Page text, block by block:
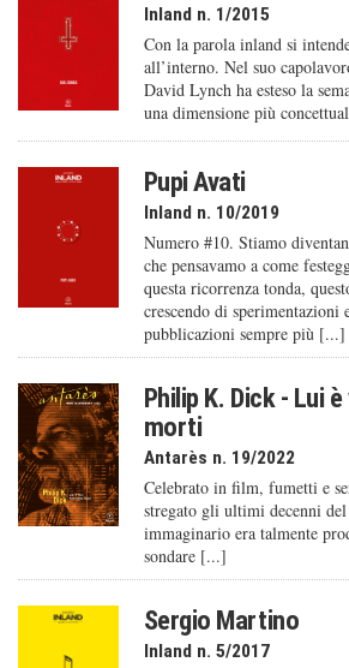
Inland n. 1/2015
Con la parola inland si
all’interno. Nel suo
David Lynch ha esteso la
una dimensione più
Pupi Avati
Inland n. 10/2019
Numero #10. Stiamo
che pensavamo a come
questa ricorrenza tonda,
crescendo di
pubblicazioni sempre più [...]
Philip K. Dick - Lui
morti
Antarès n. 19/2022
Celebrato in film, fumetti e
stregato gli ultimi decenni
immaginario era talmente
sondare [...]
Sergio Martino
Inland n. 5/2017